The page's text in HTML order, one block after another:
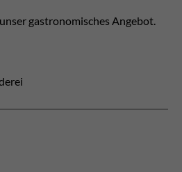
gastronomisches Angebot.